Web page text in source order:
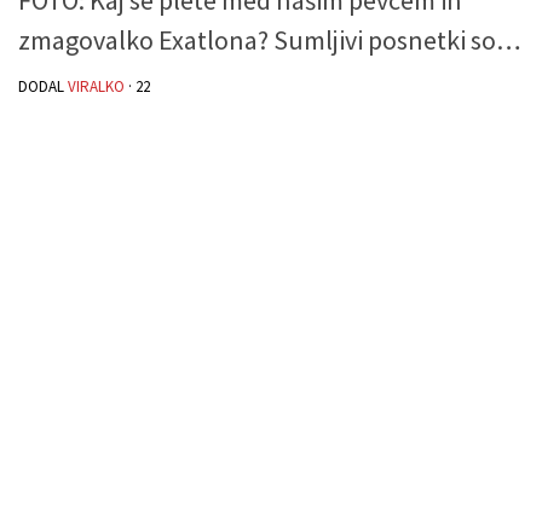
zmagovalko Exatlona? Sumljivi posnetki so…
DODALVIRALKO · 22